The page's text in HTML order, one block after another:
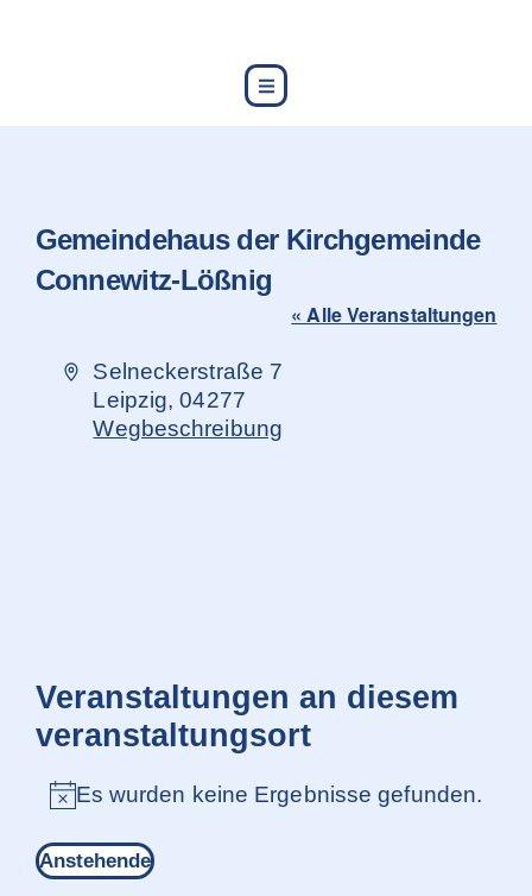
Gemeindehaus der Kirchgemeinde
Connewitz-Lößnig
« Alle Veranstaltungen
Adresse
Selneckerstraße 7
Leipzig, 04277
Wegbeschreibung
Veranstaltungen an diesem
veranstaltungsort
Hinweis
Es wurden keine Ergebnisse gefunden.
Anstehende